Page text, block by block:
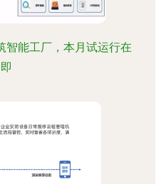
智能工厂，本月试运行在
即